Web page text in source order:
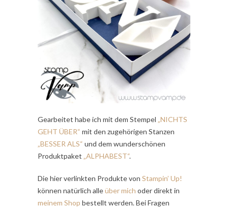
Gearbeitet habe ich mit dem Stempel „NICHTS
GEHT ÜBER“ mit den zugehörigen Stanzen
„BESSER ALS“ und dem wunderschönen
Produktpaket „ALPHABEST“.
Die hier verlinkten Produkte von Stampin’ Up!
können natürlich alleüber mich oder direkt in
meinem Shop bestellt werden. Bei Fragen